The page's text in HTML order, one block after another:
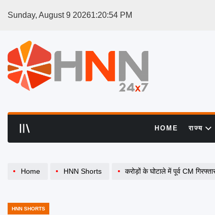
Sunday, August 9 20261:20:55 PM
HOME राज्य
Home HNN Shorts करोड़ों के घोटाले में पूर्व CM
POSTED
HNN SHORTS